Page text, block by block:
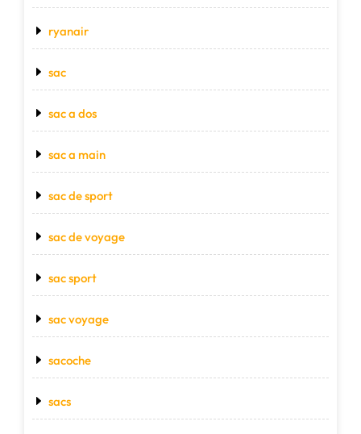
ryanair
sac
sac a dos
sac a main
sac de sport
sac de voyage
sac sport
sac voyage
sacoche
sacs